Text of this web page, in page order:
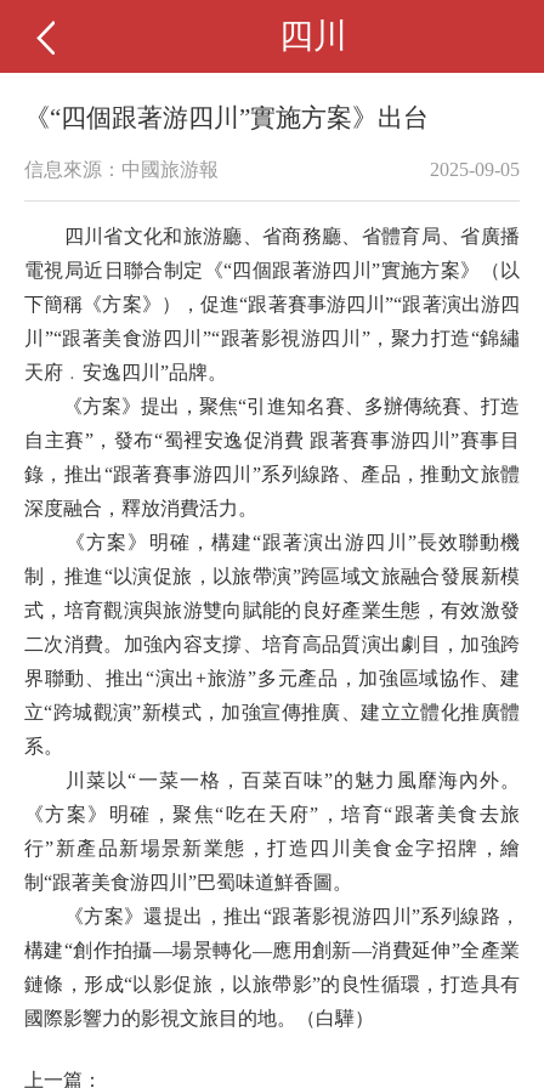
四川
《“四個跟著游四川”實施方案》出台
信息來源：中國旅游報 2025-09-05
四川省文化和旅游廳、省商務廳、省體育局、省廣播
電視局近日聯合制定《“四個跟著游四川”實施方案》（以
下簡稱《方案》），促進“跟著賽事游四川”“跟著演出游四
川”“跟著美食游四川”“跟著影視游四川”，聚力打造“錦繡
天府﹒安逸四川”品牌。
《方案》提出，聚焦“引進知名賽、多辦傳統賽、打造
自主賽”，發布“蜀裡安逸促消費 跟著賽事游四川”賽事目
錄，推出“跟著賽事游四川”系列線路、產品，推動文旅體
深度融合，釋放消費活力。
《方案》明確，構建“跟著演出游四川”長效聯動機
制，推進“以演促旅，以旅帶演”跨區域文旅融合發展新模
式，培育觀演與旅游雙向賦能的良好產業生態，有效激發
二次消費。加強內容支撐、培育高品質演出劇目，加強跨
界聯動、推出“演出+旅游”多元產品，加強區域協作、建
立“跨城觀演”新模式，加強宣傳推廣、建立立體化推廣體
系。
川菜以“一菜一格，百菜百味”的魅力風靡海內外。
《方案》明確，聚焦“吃在天府”，培育“跟著美食去旅
行”新產品新場景新業態，打造四川美食金字招牌，繪
制“跟著美食游四川”巴蜀味道鮮香圖。
《方案》還提出，推出“跟著影視游四川”系列線路，
構建“創作拍攝—場景轉化—應用創新—消費延伸”全產業
鏈條，形成“以影促旅，以旅帶影”的良性循環，打造具有
國際影響力的影視文旅目的地。（白驊）
上一篇：